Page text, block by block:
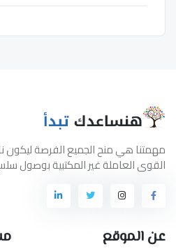
مهمتنا هي منح الجميع الفرصة ليكون
القوى العاملة غير المكتبية بوصول
عن الموقع